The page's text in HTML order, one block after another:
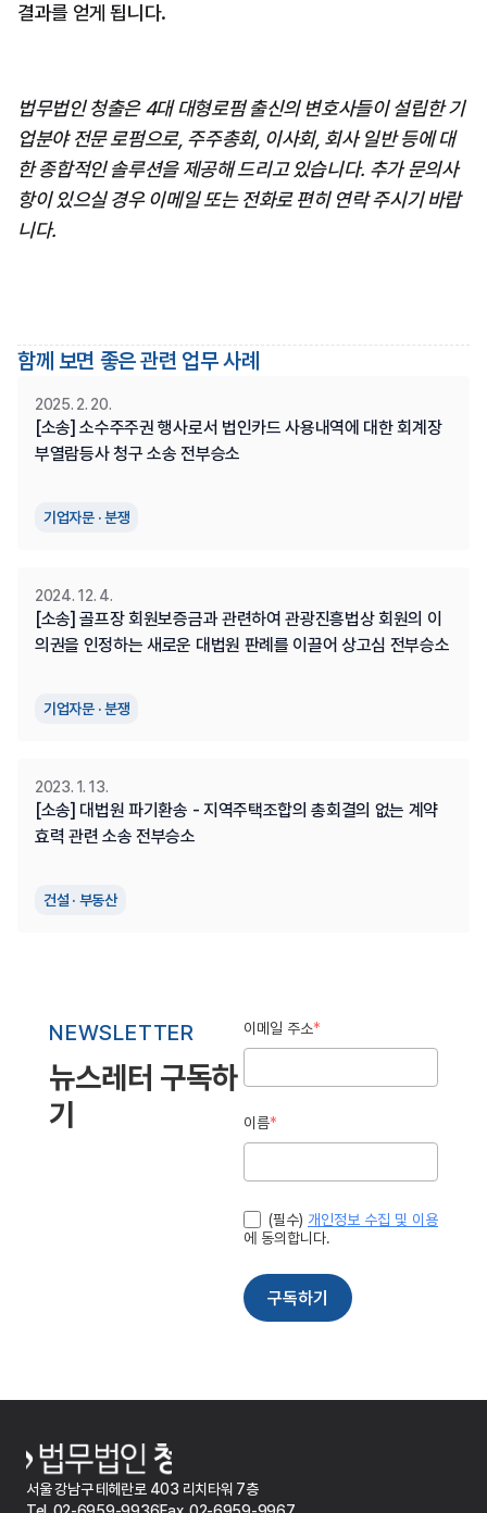
결과를 얻게 됩니다.
법무법인 청출은 4대 대형로펌 출신의 변호사들이 설립한 기
업분야 전문 로펌으로, 주주총회, 이사회, 회사 일반 등에 대
한 종합적인 솔루션을 제공해 드리고 있습니다. 추가 문의사
항이 있으실 경우 이메일 또는 전화로 편히 연락 주시기 바랍
니다.
함께 보면 좋은 관련 업무 사례
기업자문 · 분쟁
[소송] 소수주주권 행사로서 법인카드 사용내역에 대한 회계장
부열람등사 청구 소송 전부승소
2025. 2. 20.
기업자문 · 분쟁
[소송] 골프장 회원보증금과 관련하여 관광진흥법상 회원의 이
의권을 인정하는 새로운 대법원 판례를 이끌어 상고심 전부승소
2024. 12. 4.
건설 · 부동산
[소송] 대법원 파기환송 - 지역주택조합의 총회결의 없는 계약
효력 관련 소송 전부승소
2023. 1. 13.
서울 강남구 테헤란로 403 리치타워 7층